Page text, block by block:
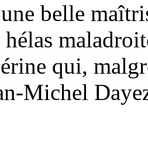
belle
qui,
Michel